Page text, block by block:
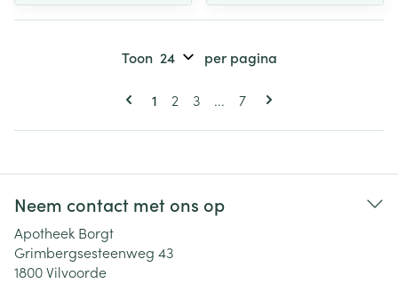
Pagina's
U lees momenteel pagina
1 Pagina
2 Pagina
3 ... Pagina
7
Toon per pagina
Neem contact met ons op
Apotheek Borgt
Grimbergsesteenweg 43
1800Vilvoorde